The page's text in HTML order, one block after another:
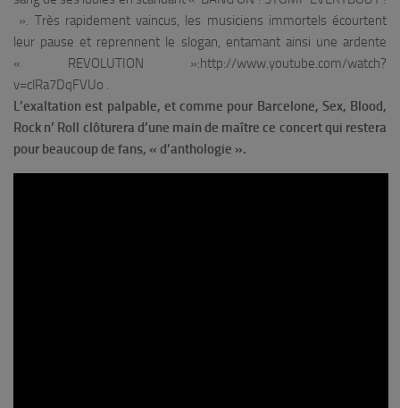
». Très rapidement vaincus, les musiciens immortels écourtent
leur pause et reprennent le slogan, entamant ainsi une ardente
« REVOLUTION »:http://www.youtube.com/watch?
v=clRa7DqFVUo .
L’exaltation est palpable, et comme pour Barcelone, Sex, Blood,
Rock n’ Roll clôturera d’une main de maître ce concert qui restera
pour beaucoup de fans, « d’anthologie ».